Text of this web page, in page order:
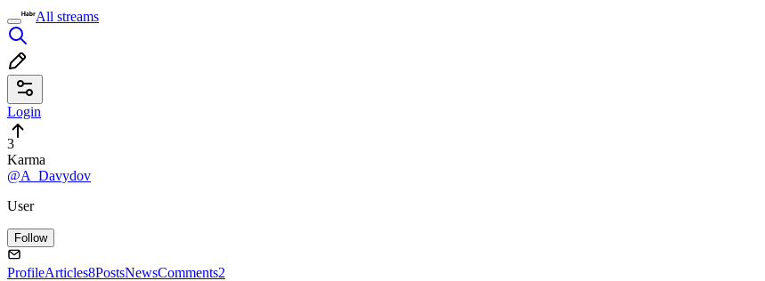
All streams
Login
3
Karma
@A_Davydov
User
Follow
ProfileArticles8PostsNewsComments2